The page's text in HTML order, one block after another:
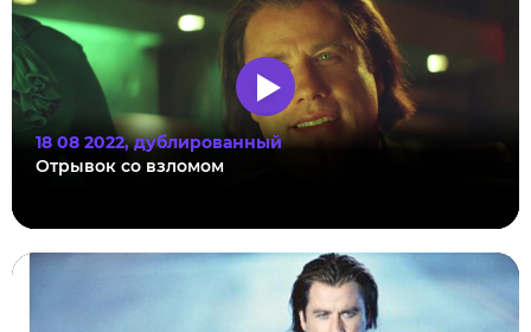
18 08 2022, дублированный
Отрывок со взломом